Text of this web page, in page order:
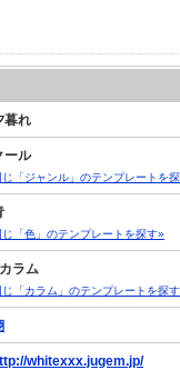
暮れ
ール
じ「ジャンル」のテンプレートを
じ「色」のテンプレートを探す»
ラム
じ「カラム」のテンプレートを探
whitexxx.jugem.jp/